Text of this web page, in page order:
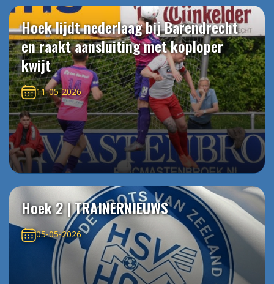
Hoek lijdt nederlaag bij Barendrecht
en raakt aansluiting met koploper
kwijt
11-05-2026
Hoek 2 | TRAINERNIEUWS
05-05-2026